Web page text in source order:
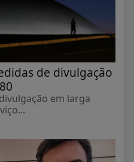
de divulgação
em larga